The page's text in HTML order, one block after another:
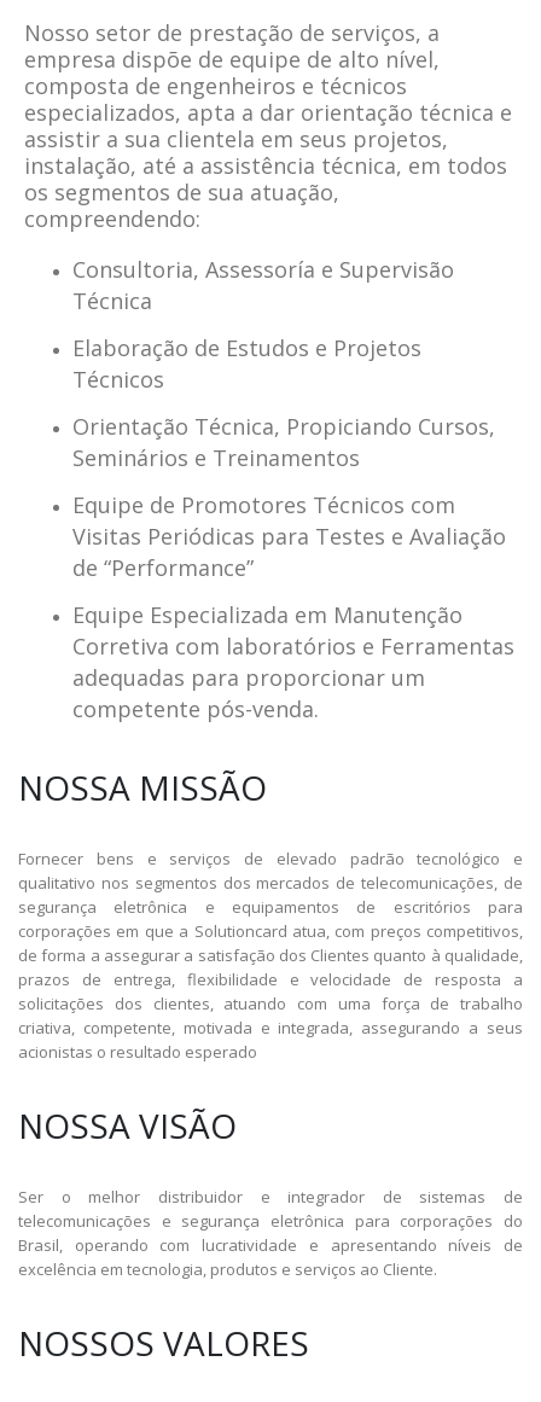
Nosso setor de prestação de serviços, a
empresa dispõe de equipe de alto nível,
composta de engenheiros e técnicos
especializados, apta a dar orientação técnica e
assistir a sua clientela em seus projetos,
instalação, até a assistência técnica, em todos
os segmentos de sua atuação,
compreendendo:
Consultoria, Assessoría e Supervisão
Técnica
Elaboração de Estudos e Projetos
Técnicos
Orientação Técnica, Propiciando Cursos,
Seminários e Treinamentos
Equipe de Promotores Técnicos com
Visitas Periódicas para Testes e Avaliação
de “Performance”
Equipe Especializada em Manutenção
Corretiva com laboratórios e Ferramentas
adequadas para proporcionar um
competente pós-venda.
NOSSA MISSÃO
Fornecer bens e serviços de elevado padrão tecnológico e
qualitativo nos segmentos dos mercados de telecomunicações, de
segurança eletrônica e equipamentos de escritórios para
corporações em que a Solutioncard atua, com preços competitivos,
de forma a assegurar a satisfação dos Clientes quanto à qualidade,
prazos de entrega, flexibilidade e velocidade de resposta a
solicitações dos clientes, atuando com uma força de trabalho
criativa, competente, motivada e integrada, assegurando a seus
acionistas o resultado esperado
NOSSA VISÃO
Ser o melhor distribuidor e integrador de sistemas de
telecomunicações e segurança eletrônica para corporações do
Brasil, operando com lucratividade e apresentando níveis de
excelência em tecnologia, produtos e serviços ao Cliente.
NOSSOS VALORES